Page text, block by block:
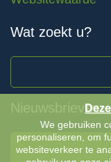
Wat zoekt u?
Nieuwsbrieven
We gebruiken
personaliseren, om
websiteverkeer te